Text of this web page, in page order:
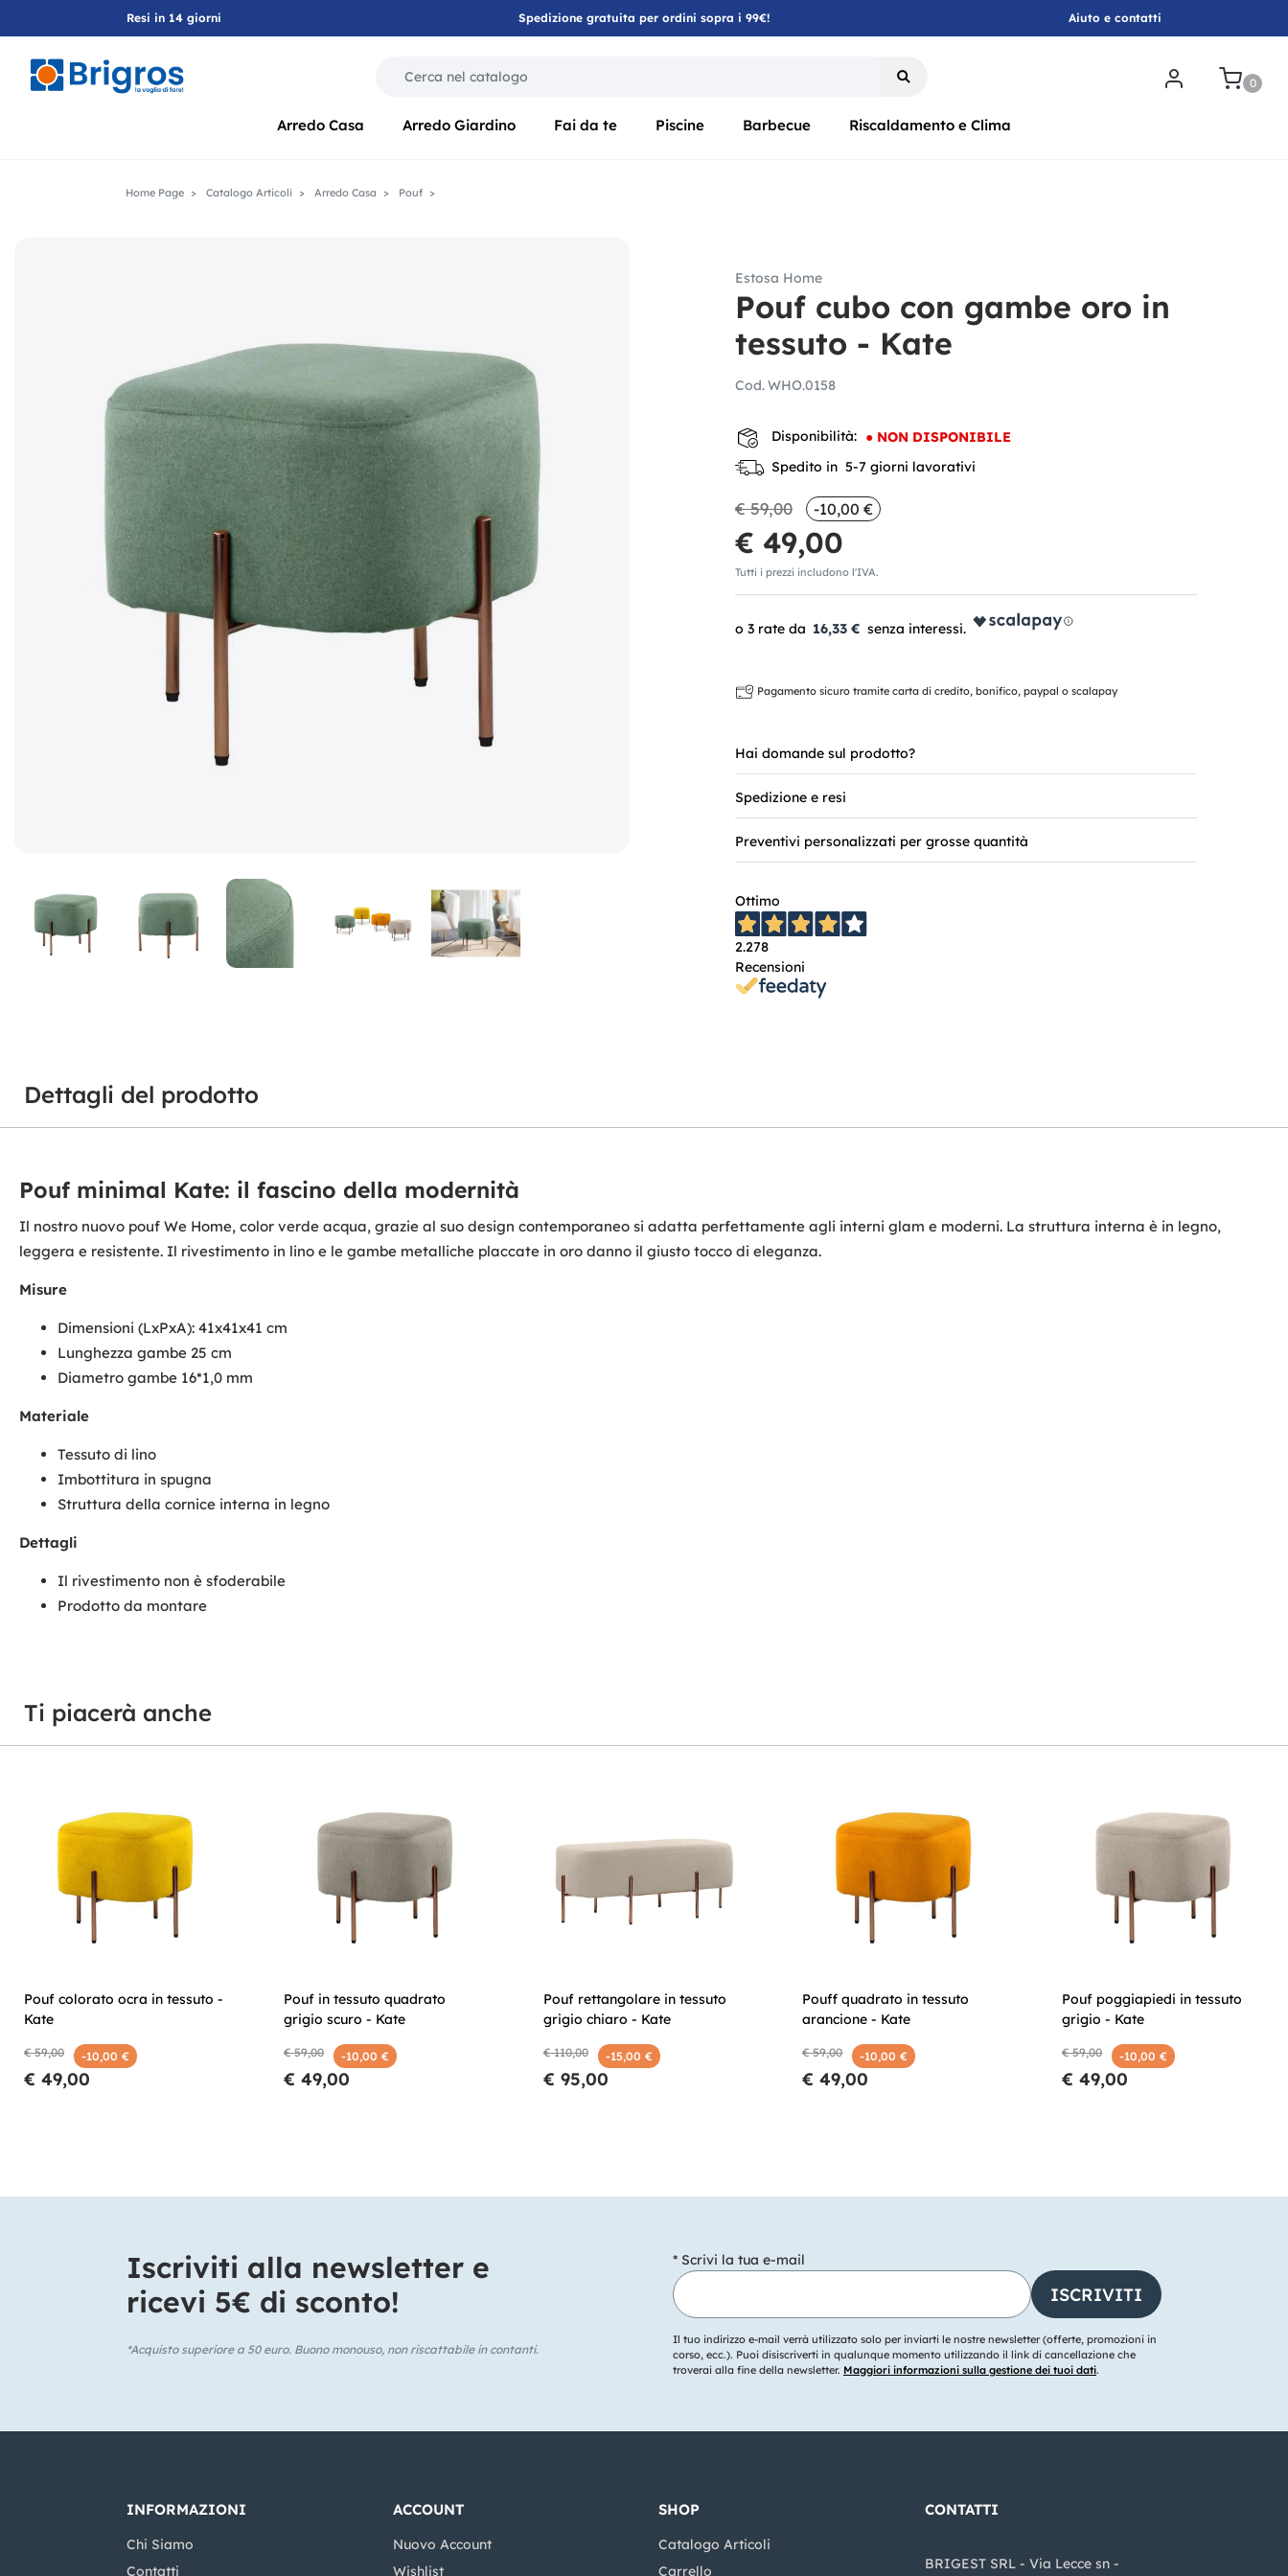
Resi in 14 giorni Spedizione gratuita per ordini sopra i 99€! Aiuto e contatti
0
Arredo Casa Arredo Giardino Fai da te Piscine Barbecue Riscaldamento e Clima
Home Page Catalogo Articoli Arredo Casa Pouf
Estosa Home
Pouf cubo con gambe oro in
tessuto - Kate
Cod.WHO.0158
Disponibilità: ● NON DISPONIBILE
Spedito in 5-7 giorni lavorativi
€ 59,00 -10,00 €
€ 49,00
Tutti i prezzi includono l'IVA.
16,33 €
Pagamento sicuro tramite carta di credito, bonifico, paypal o scalapay
Hai domande sul prodotto?
Spedizione e resi
Preventivi personalizzati per grosse quantità
Ottimo
2.278
Recensioni
Dettagli del prodotto
Pouf minimal Kate: il fascino della modernità
Il nostro nuovo pouf We Home, color verde acqua, grazie al suo design contemporaneo si adatta perfettamente agli interni glam e moderni. La struttura interna è in legno,
leggera e resistente. Il rivestimento in lino e le gambe metalliche placcate in oro danno il giusto tocco di eleganza.
Misure
Dimensioni (LxPxA): 41x41x41 cm
Lunghezza gambe 25 cm
Diametro gambe 16*1,0 mm
Materiale
Tessuto di lino
Imbottitura in spugna
Struttura della cornice interna in legno
Dettagli
Il rivestimento non è sfoderabile
Prodotto da montare
Ti piacerà anche
Pouf colorato ocra in tessuto -
Kate
€ 59,00 -10,00 €
€ 49,00
Pouf in tessuto quadrato
grigio scuro - Kate
€ 59,00 -10,00 €
€ 49,00
Pouf rettangolare in tessuto
grigio chiaro - Kate
€ 110,00 -15,00 €
€ 95,00
Pouff quadrato in tessuto
arancione - Kate
€ 59,00 -10,00 €
€ 49,00
Pouf poggiapiedi in tessuto
grigio - Kate
€ 59,00 -10,00 €
€ 49,00
Iscriviti alla newsletter e
ricevi 5€ di sconto!​
*Acquisto superiore a 50 euro. Buono monouso, non riscattabile in contanti.
* Scrivi la tua e-mail
Il tuo indirizzo e-mail verrà utilizzato solo per inviarti le nostre newsletter (offerte, promozioni in
corso, ecc.). Puoi disiscriverti in qualunque momento utilizzando il link di cancellazione che
troverai alla fine della newsletter. Maggiori informazioni sulla gestione dei tuoi dati.
INFORMAZIONI
Chi Siamo
Contatti
ACCOUNT
Nuovo Account
Wishlist
SHOP
Catalogo Articoli
Carrello
CONTATTI
BRIGEST SRL - Via Lecce sn -